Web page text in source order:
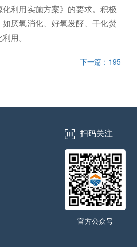
利用实施方案》的要求。积极
厌氧消化、好氧发酵、干化焚
用。
下一篇：195
扫码关注
官方公众号